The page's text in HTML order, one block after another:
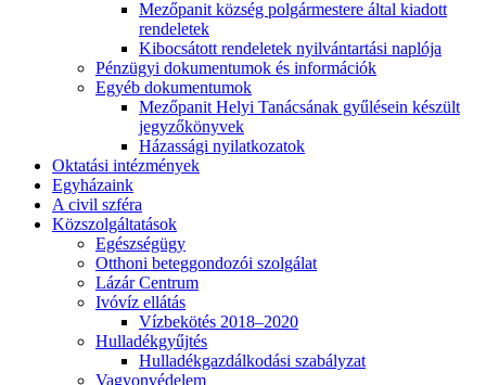
Mezőpanit község polgármestere által kiadott
rendeletek
Kibocsátott rendeletek nyilvántartási naplója
Pénzügyi dokumentumok és információk
Egyéb dokumentumok
Mezőpanit Helyi Tanácsának gyűlésein készült
jegyzőkönyvek
Házassági nyilatkozatok
Oktatási intézmények
Egyházaink
A civil szféra
Közszolgáltatások
Egészségügy
Otthoni beteggondozói szolgálat
Lázár Centrum
Ivóvíz ellátás
Vízbekötés 2018–2020
Hulladékgyűjtés
Hulladékgazdálkodási szabályzat
Vagyonvédelem